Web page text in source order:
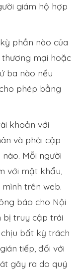
giám hộ hợp
phần nào của
mại hoặc
ba nào nếu
phép bằng
khoản với
và phải cập
Mỗi người
với mật khẩu,
trên web.
báo cho Nội
bị truy cập trái
bất kỳ trách
tiếp, đối với
gây ra do quý